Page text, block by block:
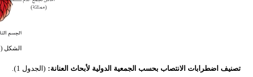
الشكل ( 3) آلية النعوظ.
تصنيف اضطرابات الانتصاب بحسب الجمعية الدولية لأبحاث العنانة: (الجدول 1).